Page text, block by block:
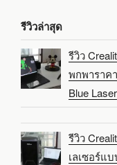
รีวิวล่าสุด
รีวิว
พกพาราค
Blue Laser
รีวิว
เลเซอร์แ